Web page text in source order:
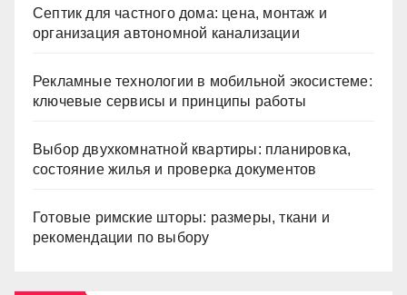
Септик для частного дома: цена, монтаж и
организация автономной канализации
Рекламные технологии в мобильной экосистеме:
ключевые сервисы и принципы работы
Выбор двухкомнатной квартиры: планировка,
состояние жилья и проверка документов
Готовые римские шторы: размеры, ткани и
рекомендации по выбору